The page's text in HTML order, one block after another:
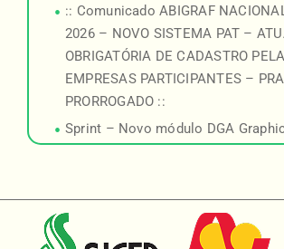
:: Comunicado ABIGRAF
2026 – NOVO SISTEMA PAT –
OBRIGATÓRIA DE CADASTRO
EMPRESAS PARTICIPANTES –
PRORROGADO ::
Sprint – Novo módulo DGA